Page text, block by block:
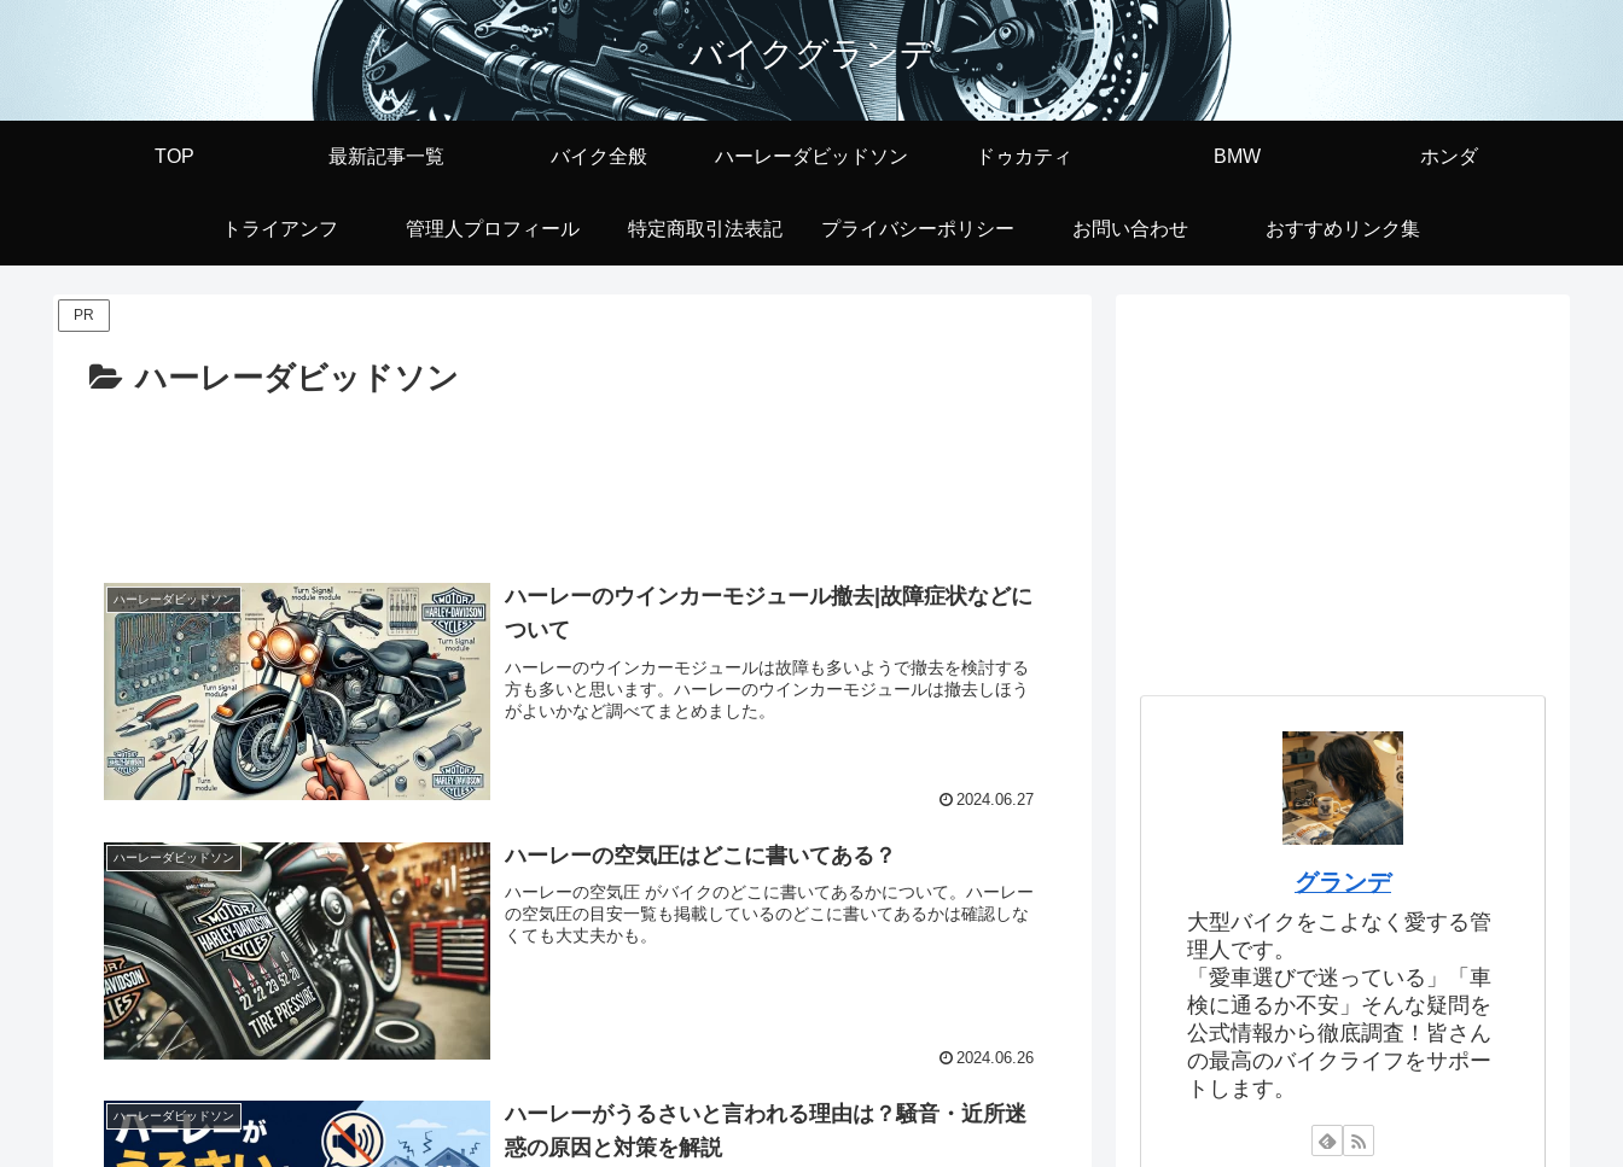
バイクグランデ
TOP 最新記事一覧 バイク全般 ハーレーダビッドソン ドゥカティ BMW ホンダ
トライアンフ 管理人プロフィール 特定商取引法表記 プライバシーポリシー お問い合わせ おすすめリンク集
PR
ハーレーダビッドソン
ハーレーダビッドソン
ハーレーのウインカーモジュール撤去|故障症状などに
ついて
ハーレーのウインカーモジュールは故障も多いようで撤去を検討する
方も多いと思います。ハーレーのウインカーモジュールは撤去しほう
がよいかなど調べてまとめました。
2024.06.27
ハーレーダビッドソン ハーレーの空気圧はどこに書いてある？
ハーレーの空気圧 がバイクのどこに書いてあるかについて。ハーレー
の空気圧の目安一覧も掲載しているのどこに書いてあるかは確認しな
くても大丈夫かも。
2024.06.26
ハーレーダビッドソン
ハーレーがうるさいと言われる理由は？騒音・近所迷
惑の原因と対策を解説
グランデ
大型バイクをこよなく愛する管
理人です。
「愛車選びで迷っている」「車
検に通るか不安」そんな疑問を
公式情報から徹底調査！皆さん
の最高のバイクライフをサポー
トします。